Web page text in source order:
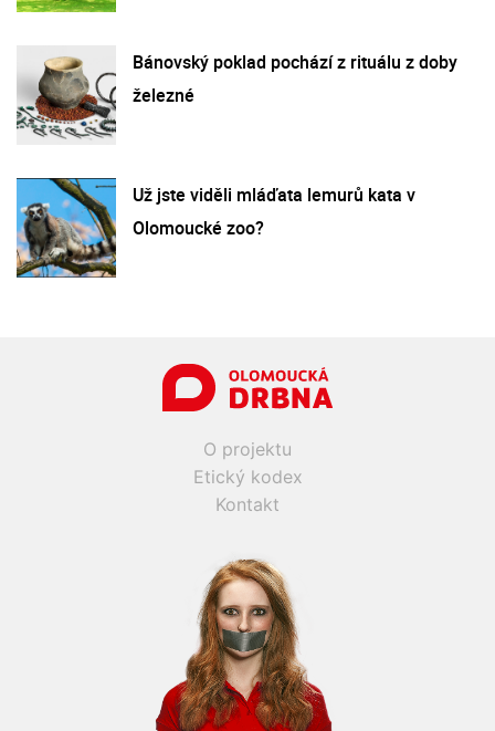
Bánovský poklad pochází z rituálu z doby
železné
Už jste viděli mláďata lemurů kata v
Olomoucké zoo?
O projektu
Etický kodex
Kontakt